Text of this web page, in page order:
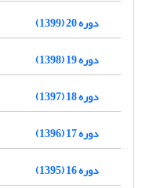
دوره 20 (1399)
دوره 19 (1398)
دوره 18 (1397)
دوره 17 (1396)
دوره 16 (1395)